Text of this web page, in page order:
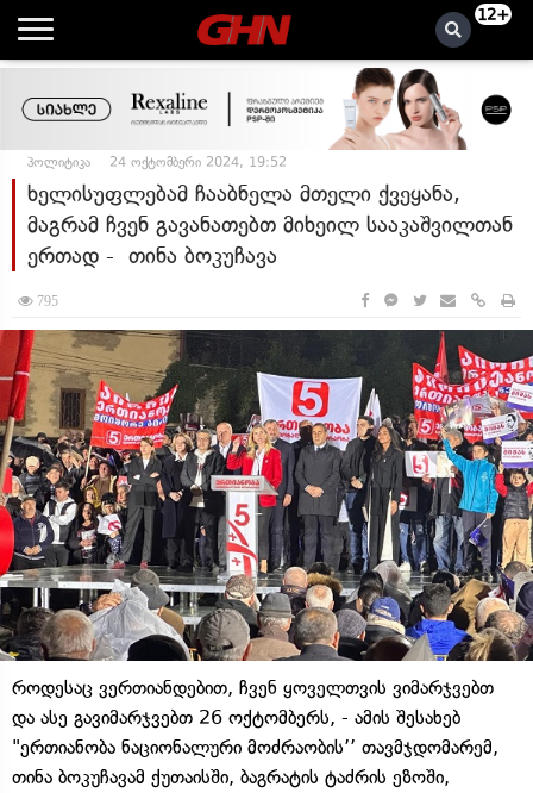
12+
პოლიტიკა 24 ოქტომბერი 2024, 19:52
ხელისუფლებამ ჩააბნელა მთელი ქვეყანა,
მაგრამ ჩვენ გავანათებთ მიხეილ სააკაშვილთან
ერთად - თინა ბოკუჩავა
795
როდესაც ვერთიანდებით, ჩვენ ყოველთვის ვიმარჯვებთ
და ასე გავიმარჯვებთ 26 ოქტომბერს, - ამის შესახებ
"ერთიანობა ნაციონალური მოძრაობის’’ თავმჯდომარემ,
თინა ბოკუჩავამ ქუთაისში, ბაგრატის ტაძრის ეზოში,